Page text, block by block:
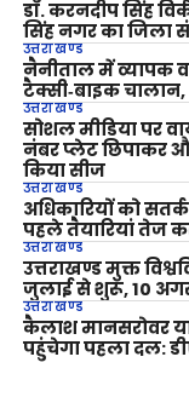
डॉ. करनदीप सिंह
सिंह नगर का जिला
उत्तराखण्ड
नैनीताल में व्यापक
टैक्सी‑बाइक
उत्तराखण्ड
सोशल मीडिया पर
नंबर प्लेट छिपाकर
किया सीज
उत्तराखण्ड
अधिकारियों को
पहले तैयारियां तेज
उत्तराखण्ड
उत्तराखण्ड मुक्त
जुलाई से शुरू, 10
उत्तराखण्ड
कैलाश मानसरोवर
पहुंचेगा पहला दल: